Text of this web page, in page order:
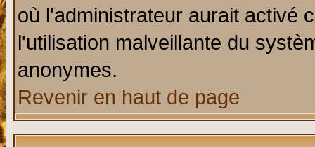
où l'administrateur aurait activé
l'utilisation malveillante du
anonymes.
Revenir en haut de page